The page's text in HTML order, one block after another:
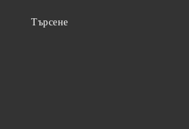
Търсене